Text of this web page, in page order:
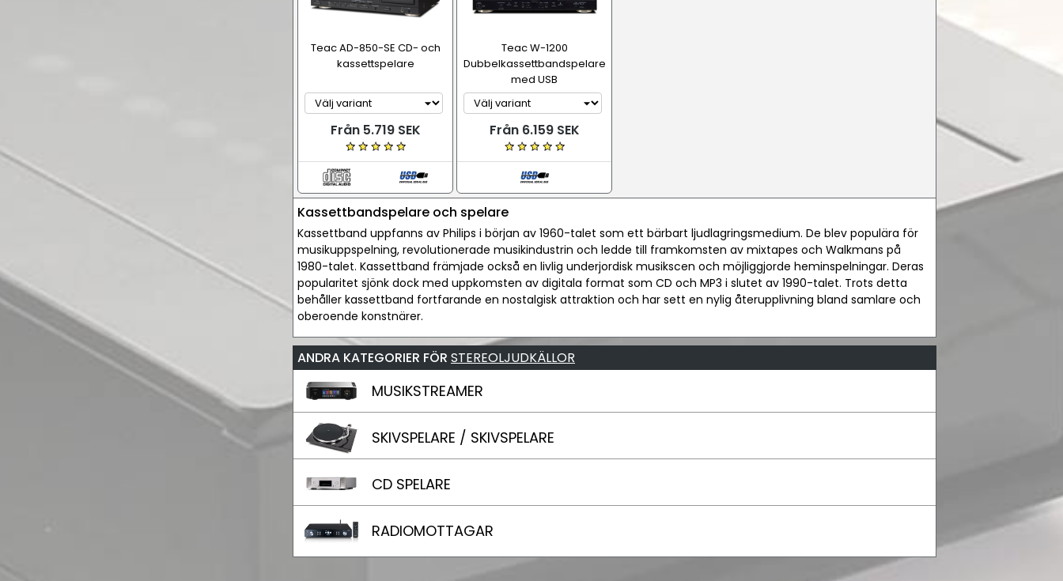
Teac AD-850-SE CD- och
kassettspelare
Från 5.719 SEK
Teac W-1200
Dubbelkassettbandspelare
med USB
Från 6.159 SEK
Kassettbandspelare och spelare
Kassettband uppfanns av Philips i början av 1960-talet som ett bärbart ljudlagringsmedium. De blev populära för
musikuppspelning, revolutionerade musikindustrin och ledde till framkomsten av mixtapes och Walkmans på
1980-talet. Kassettband främjade också en livlig underjordisk musikscen och möjliggjorde heminspelningar. Deras
popularitet sjönk dock med uppkomsten av digitala format som CD och MP3 i slutet av 1990-talet. Trots detta
behåller kassettband fortfarande en nostalgisk attraktion och har sett en nylig återupplivning bland samlare och
oberoende konstnärer.
ANDRA KATEGORIER FÖR STEREOLJUDKÄLLOR
MUSIKSTREAMER
SKIVSPELARE / SKIVSPELARE
CD SPELARE
RADIOMOTTAGAR